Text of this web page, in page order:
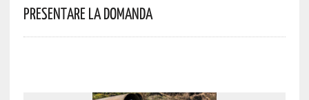
Presentare La Domanda